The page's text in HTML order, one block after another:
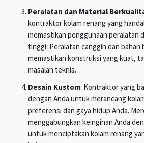
Peralatan dan Material
kontraktor kolam renang yang
memastikan penggunaan peralatan
tinggi. Peralatan canggih dan bahan
memastikan konstruksi yang kuat,
masalah teknis.
Desain Kustom: Kontraktor yang
dengan Anda untuk merancang
preferensi dan gaya hidup Anda.
menggabungkan keinginan Anda
untuk menciptakan kolam renang